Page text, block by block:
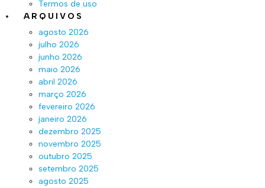
Termos de uso
ARQUIVOS
agosto 2026
julho 2026
junho 2026
maio 2026
abril 2026
março 2026
fevereiro 2026
janeiro 2026
dezembro 2025
novembro 2025
outubro 2025
setembro 2025
agosto 2025